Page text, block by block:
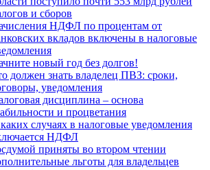
и сборов
НДФЛ по процентам от
вкладов включены в налоговые
новый год без долгов!
должен знать владелец ПВЗ: сроки,
уведомления
дисциплина – основа
и процветания
случаях в налоговые уведомления
НДФЛ
приняты во втором чтении
льготы для владельцев